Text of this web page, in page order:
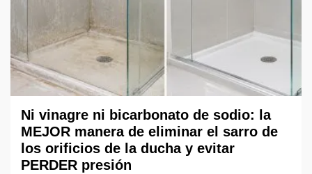
Ni vinagre ni bicarbonato de sodio: la
MEJOR manera de eliminar el sarro de
los orificios de la ducha y evitar
PERDER presión